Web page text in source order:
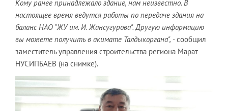
Кому ранее принадлежало здание, нам неизвестно. В
настоящее время ведутся работы по передаче здания на
баланс НАО "ЖУ им. И. Жансугурова". Другую информацию
вы можете получить в акимате Талдыкоргана", - сообщил
заместитель управления строительства региона Марат
НУСИПБАЕВ (на снимке).